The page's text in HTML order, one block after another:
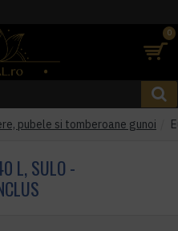
0
pubele si tomberoane gunoi
L, SULO -